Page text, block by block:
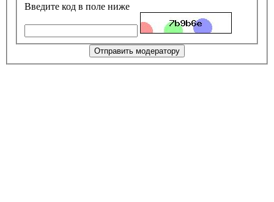
Введите код в поле ниже
Отправить модератору